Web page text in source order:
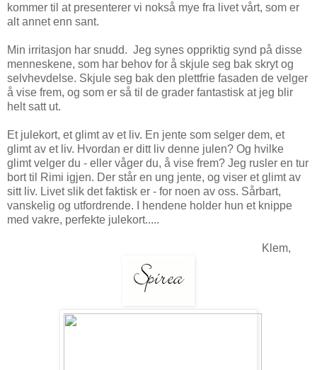
kommer til at presenterer vi nokså mye fra livet vårt, som er
alt annet enn sant.
Min irritasjon har snudd. Jeg synes oppriktig synd på disse
menneskene, som har behov for å skjule seg bak skryt og
selvhevdelse. Skjule seg bak den plettfrie fasaden de velger
å vise frem, og som er så til de grader fantastisk at jeg blir
helt satt ut.
Et julekort, et glimt av et liv. En jente som selger dem, et
glimt av et liv. Hvordan er ditt liv denne julen? Og hvilke
glimt velger du - eller våger du, å vise frem? Jeg rusler en tur
bort til Rimi igjen. Der står en ung jente, og viser et glimt av
sitt liv. Livet slik det faktisk er - for noen av oss. Sårbart,
vanskelig og utfordrende. I hendene holder hun et knippe
med vakre, perfekte julekort.....
Klem,